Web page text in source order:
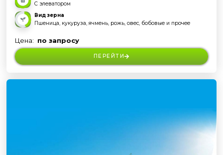
С элеватором
Вид зерна
Пшеница, кукуруза, ячмень, рожь, овес, бобовые и прочее
Цена: по запросу
ПЕРЕЙТИ